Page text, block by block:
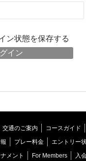
ン状態を保存する
交通のご案内 コースガイド
プレー料金 エントリー
メント For Members 入